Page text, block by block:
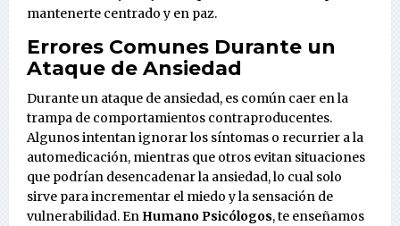
mantenerte centrado y en paz.
Errores Comunes Durante un
Ataque de Ansiedad
Durante un ataque de ansiedad, es común caer en la
trampa de comportamientos contraproducentes.
Algunos intentan ignorar los síntomas o recurrier a la
automedicación, mientras que otros evitan situaciones
que podrían desencadenar la ansiedad, lo cual solo
sirve para incrementar el miedo y la sensación de
vulnerabilidad. En Humano Psicólogos, te enseñamos